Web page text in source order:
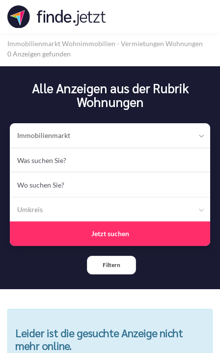
Accessibility
Modus
aktivieren
Navigation
zum
ImmobilienmarktWohnimmobilien - Vermietungen Wohnungen
0 Anzeigen gefunden
Alle Anzeigen aus der Rubrik
Wohnungen
Immobilienmarkt
suchen
Sie?
suchen
Umkreis
Jetzt suchen
Filtern
Leider ist die gesuchte Anzeige nicht
mehr online.